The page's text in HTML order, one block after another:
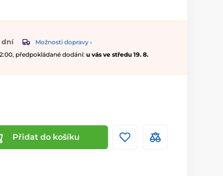
dní
Možnosti dopravy ›
předpokládané dodání: u vás ve středu 19. 8.
Přidat do košíku